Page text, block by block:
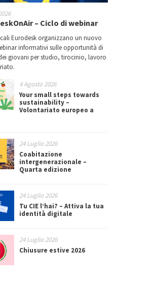
– Ciclo di webinar
Eurodesk organizzano un nuovo
informativi sulle opportunità di
giovani per studio, tirocinio, lavoro
4 Agosto 2026
Your small steps towards
sustainability –
Volontariato europeo a
24 Luglio 2026
Coabitazione
intergenerazionale –
Quarta edizione
24 Luglio 2026
Tu CIE l’hai? – Attiva la tua
identità digitale
24 Luglio 2026
Chiusure estive 2026